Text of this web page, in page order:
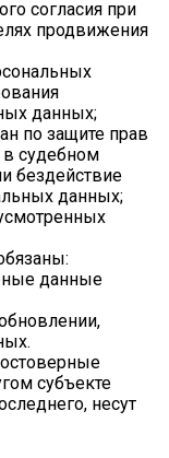
согласия при
продвижения
данных;
по защите прав
судебном
бездействие
данных;
данные
субъекте
несут